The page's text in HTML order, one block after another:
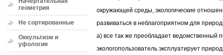
геометрия
Не сортированные
Оккультизм и
уфология
окружающей среды, экологические
развиваться в неблагоприятном для
а) все так же преобладает ведомственный
экологопользователь эксплуатирует